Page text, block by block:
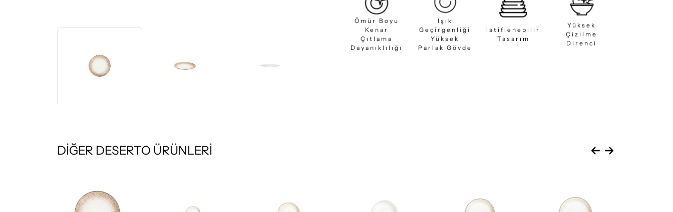
Ömür Boyu
Kenar
Çıtlama
Dayanıklılığı
Işık
Geçirgenliği
Yüksek
Parlak Gövde
İstiflenebilir
Tasarım
Yüksek
Çizilme
Direnci
DİĞER DESERTO ÜRÜNLERİ